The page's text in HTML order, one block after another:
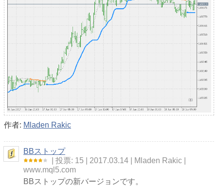
作者: Mladen Rakic
BBストップ
投票: 15
2017.03.14
Mladen Rakic
www.mql5.com
BBストップの新バージョンです。